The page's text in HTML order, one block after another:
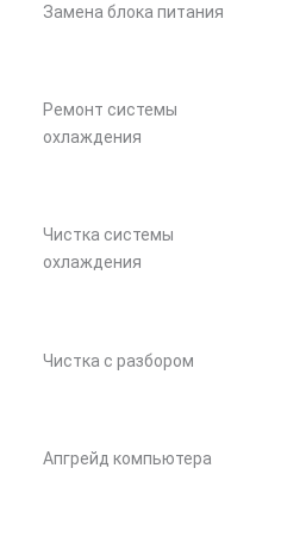
Замена блока питания
Ремонт системы
охлаждения
Чистка системы
охлаждения
Чистка с разбором
Апгрейд компьютера